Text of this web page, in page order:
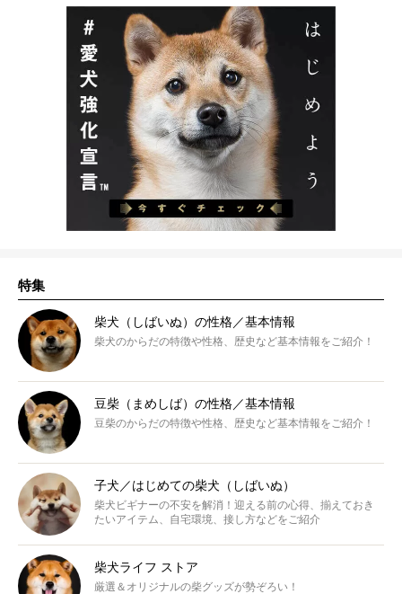
特集
柴犬（しばいぬ）の性格／基本情報
柴犬のからだの特徴や性格、歴史など基本情報をご紹介！
豆柴（まめしば）の性格／基本情報
豆柴のからだの特徴や性格、歴史など基本情報をご紹介！
子犬／はじめての柴犬（しばいぬ）
柴犬ビギナーの不安を解消！迎える前の心得、揃えておき
たいアイテム、自宅環境、接し方などをご紹介
柴犬ライフ ストア
厳選＆オリジナルの柴グッズが勢ぞろい！